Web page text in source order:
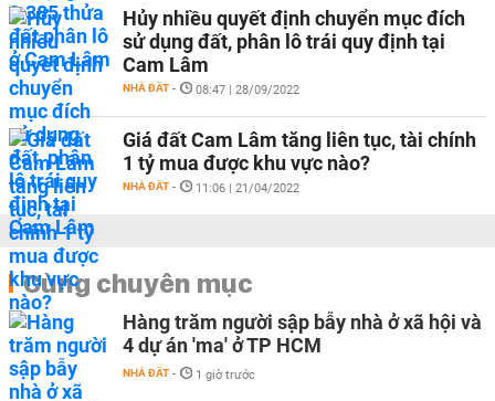
Hủy nhiều quyết định chuyển mục đích
sử dụng đất, phân lô trái quy định tại
Cam Lâm
NHÀ ĐẤT - 08:47 | 28/09/2022
Giá đất Cam Lâm tăng liên tục, tài chính
1 tỷ mua được khu vực nào?
NHÀ ĐẤT - 11:06 | 21/04/2022
Cùng chuyên mục
Hàng trăm người sập bẫy nhà ở xã hội và
4 dự án 'ma' ở TP HCM
NHÀ ĐẤT - 1 giờ trước